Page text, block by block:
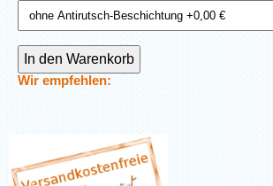
Wir empfehlen: